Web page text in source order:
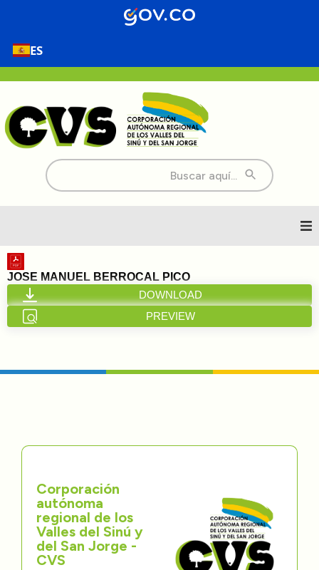
ES
Buscar:
Inicio
Nosotros
Transparencia
Participa
Trámites y Servicios
Contáctenos
JOSE MANUEL BERROCAL PICO
DOWNLOAD
PREVIEW
Corporación
autónoma
regional de los
Valles del Sinú y
del San Jorge -
CVS